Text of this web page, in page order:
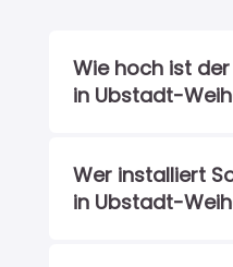
Wie hoch ist
in Ubstadt-
Wer installiert
in Ubstadt-